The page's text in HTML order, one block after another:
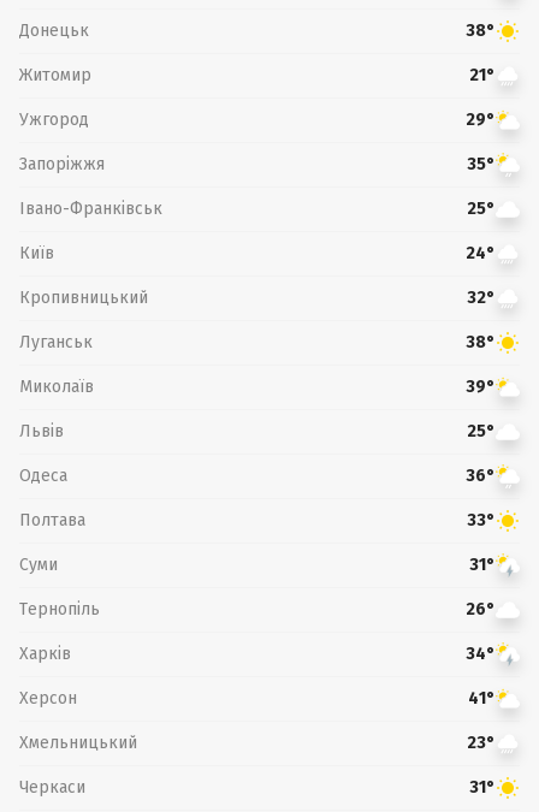
Донецьк 38°
Житомир 21°
Ужгород 29°
Запоріжжя 35°
Івано-Франківськ 25°
Київ 24°
Кропивницький 32°
Луганськ 38°
Миколаїв 39°
Львів 25°
Одеса 36°
Полтава 33°
Суми 31°
Тернопіль 26°
Харків 34°
Херсон 41°
Хмельницький 23°
Черкаси 31°